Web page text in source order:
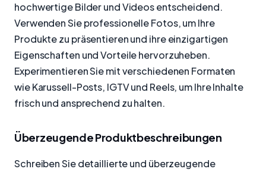
hochwertige Bilder und Videos entscheidend.
Verwenden Sie professionelle Fotos, um Ihre
Produkte zu präsentieren und ihre einzigartigen
Eigenschaften und Vorteile hervorzuheben.
Experimentieren Sie mit verschiedenen Formaten
wie Karussell-Posts, IGTV und Reels, um Ihre Inhalte
frisch und ansprechend zu halten.
Überzeugende Produktbeschreibungen
Schreiben Sie detaillierte und überzeugende